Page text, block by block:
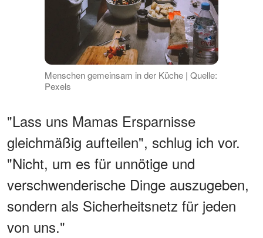
Menschen gemeinsam in der Küche | Quelle:
Pexels
"Lass uns Mamas Ersparnisse
gleichmäßig aufteilen", schlug ich vor.
"Nicht, um es für unnötige und
verschwenderische Dinge auszugeben,
sondern als Sicherheitsnetz für jeden
von uns."